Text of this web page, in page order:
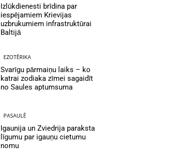
Izlūkdienesti brīdina par
iespējamiem Krievijas
uzbrukumiem infrastruktūrai
Baltijā
EZOTĒRIKA
Svarīgu pārmaiņu laiks – ko
katrai zodiaka zīmei sagaidīt
no Saules aptumsuma
PASAULĒ
Igaunija un Zviedrija paraksta
līgumu par igauņu cietumu
nomu